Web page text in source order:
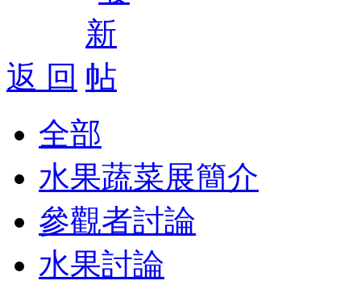
返 回
全部
水果蔬菜展簡介
參觀者討論
水果討論